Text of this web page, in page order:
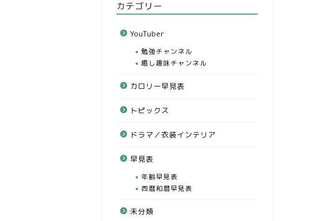
カテゴリー
YouTuber
勉強チャンネル
癒し趣味チャンネル
カロリー早見表
トピックス
ドラマ／衣装インテリア
早見表
年齢早見表
西暦和暦早見表
未分類